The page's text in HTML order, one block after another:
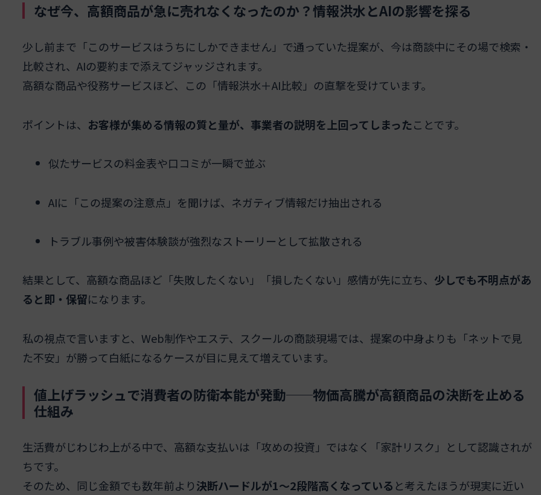
なぜ今、高額商品が急に売れなくなったのか？情報洪水とAIの影響を探る
少し前まで「このサービスはうちにしかできません」で通っていた提案が、今は商談中にその場で検索・
比較され、AIの要約まで添えてジャッジされます。
高額な商品や役務サービスほど、この「情報洪水＋AI比較」の直撃を受けています。
ポイントは、 お客様が集める情報の質と量が、事業者の説明を上回ってしまったことです。
似たサービスの料金表や口コミが一瞬で並ぶ
AIに「この提案の注意点」を聞けば、ネガティブ情報だけ抽出される
トラブル事例や被害体験談が強烈なストーリーとして拡散される
結果として、高額な商品ほど「失敗したくない」「損したくない」感情が先に立ち、 少しでも不明点があ
ると即・保留になります。
私の視点で言いますと、Web制作やエステ、スクールの商談現場では、提案の中身よりも「ネットで見
た不安」が勝って白紙になるケースが目に見えて増えています。
値上げラッシュで消費者の防衛本能が発動──物価高騰が高額商品の決断を止める
仕組み
生活費がじわじわ上がる中で、高額な支払いは「攻めの投資」ではなく「家計リスク」として認識されが
ちです。
そのため、同じ金額でも数年前より決断ハードルが1〜2段階高くなっている と考えたほうが現実に近い